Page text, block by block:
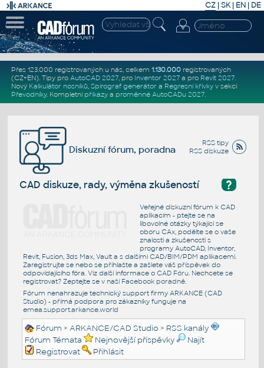
CZ | SK| EN | DE
Přes 123.000 registrovaných u nás, celkem 1.130.000registrovaných
(CZ+EN). Tipy pro AutoCAD 2027, pro Inventor 2027a pro Revit 2027.
Nový Kalkulátor nosníků, Spirograf generátor a Regresní křivkyv sekci
Převodníky. Kompletní příkazya proměnné AutoCADu 2027.
RSS tipy
RSS diskuze
Diskuzní fórum, poradna
?
CAD diskuze, rady, výměna zkušeností
Veřejné diskuzní fórum k CAD
aplikacím - ptejte se na
libovolné otázky týkající se
oboru CAx, podělte se o vaše
znalosti a zkušenosti s
programy AutoCAD, Inventor,
Revit, Fusion, 3ds Max, Vault a s dalšími CAD/BIM/PDM aplikacemi.
Zaregistrujte se nebo se přihlašte a zašlete váš příspěvek do
odpovídajícího fóra. Viz další informace o CAD Fóru. Nechcete se
registrovat? Zeptejte se v naší Facebook poradně.
Fórum nenahrazuje technický support firmy ARKANCE (CAD
Studio) - přímá podpora pro zákazníky funguje na
emea.support.arkance.world
Fórum >ARKANCE/CAD Studio > RSS kanály
Fórum Témata
Nejnovější příspěvky
Najít
Registrovat
Přihlásit